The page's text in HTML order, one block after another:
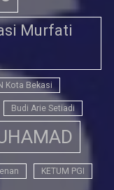
Murfati
Kota Bekasi
Budi Arie Setiadi
KETUM PGI